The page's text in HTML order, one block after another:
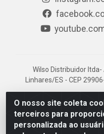
O nosso site coleta
terceiros para
personalizada ao
Wilso Distribuidor ltda-
Linhares/ES - CEP